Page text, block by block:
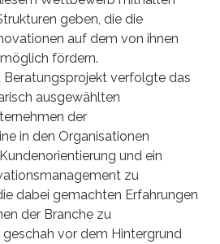
geben, die die
auf dem von ihnen
fördern.
Beratungsprojekt verfolgte das
ausgewählten
der
in den Organisationen
und ein
zu
dabei gemachten Erfahrungen
der Branche zu
vor dem Hintergrund